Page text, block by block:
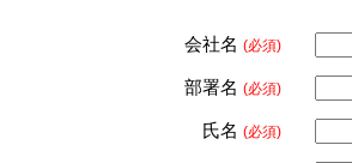
会社名 (必須)
部署名 (必須)
氏名 (必須)